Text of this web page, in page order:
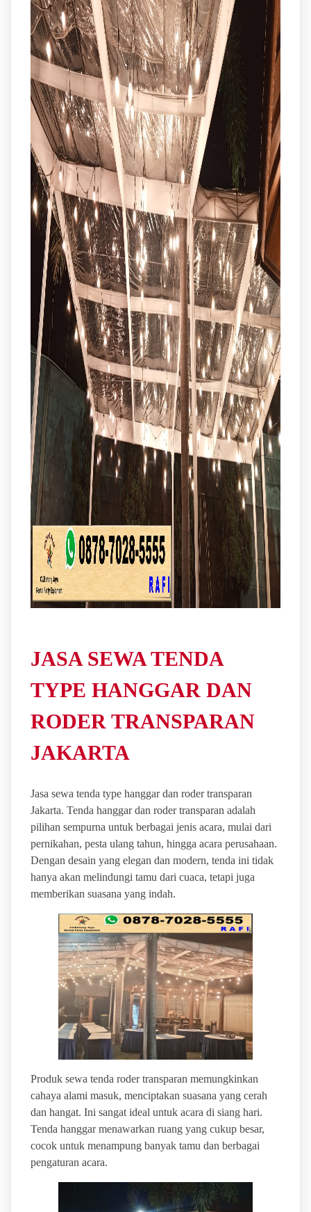
JASA SEWA TENDA
TYPE HANGGAR DAN
RODER TRANSPARAN
JAKARTA
Jasa sewa tenda type hanggar dan roder transparan
Jakarta. Tenda hanggar dan roder transparan adalah
pilihan sempurna untuk berbagai jenis acara, mulai dari
pernikahan, pesta ulang tahun, hingga acara perusahaan.
Dengan desain yang elegan dan modern, tenda ini tidak
hanya akan melindungi tamu dari cuaca, tetapi juga
memberikan suasana yang indah.
Produk sewa tenda roder transparan memungkinkan
cahaya alami masuk, menciptakan suasana yang cerah
dan hangat. Ini sangat ideal untuk acara di siang hari.
Tenda hanggar menawarkan ruang yang cukup besar,
cocok untuk menampung banyak tamu dan berbagai
pengaturan acara.